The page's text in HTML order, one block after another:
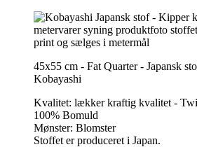
45x55 cm - Fat Quarter - Japansk
Kobayashi
Kvalitet: lækker kraftig kvalitet -
100% Bomuld
Mønster: Blomster
Stoffet er produceret i Japan.